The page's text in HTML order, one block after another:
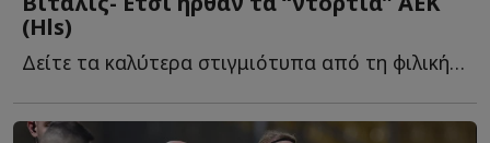
(Ηls)
Δείτε τα καλύτερα στιγμιότυπα από τη φιλική νίκη της Έ...